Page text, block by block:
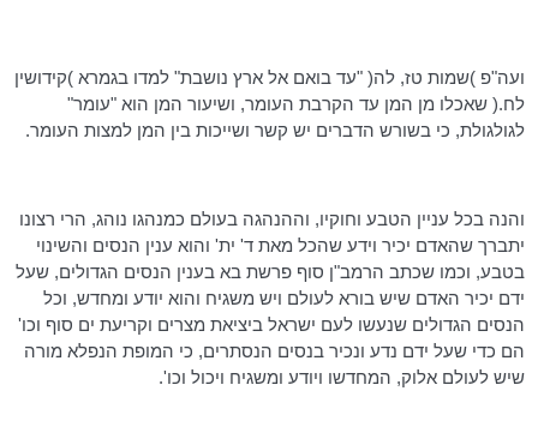
ועה"פ )שמות טז, לה( "עד בואם אל ארץ נושבת" למדו בגמרא )קידושין
לח.( שאכלו מן המן עד הקרבת העומר, ושיעור המן הוא "עומר"
לגולגולת, כי בשורש הדברים יש קשר ושייכות בין המן למצות העומר.
והנה בכל עניין הטבע וחוקיו, וההנהגה בעולם כמנהגו נוהג, הרי רצונו
יתברך שהאדם יכיר וידע שהכל מאת ד' ית' והוא ענין הנסים והשינוי
בטבע, וכמו שכתב הרמב"ן סוף פרשת בא בענין הנסים הגדולים, שעל
ידם יכיר האדם שיש בורא לעולם ויש משגיח והוא יודע ומחדש, וכל
הנסים הגדולים שנעשו לעם ישראל ביציאת מצרים וקריעת ים סוף וכו'
הם כדי שעל ידם נדע ונכיר בנסים הנסתרים, כי המופת הנפלא מורה
שיש לעולםאלוק, המחדשו ויודע ומשגיח ויכול וכו'.